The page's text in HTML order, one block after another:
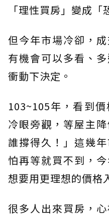
「理性買房」變成「
但今年市場冷卻，
有機會可以多看、
衝動下決定。
103~105年，看到
冷眼旁觀，等屋主
誰撐得久！」這幾
怕再等就買不到，
想要用更理想的價格
很多人出來買房，心